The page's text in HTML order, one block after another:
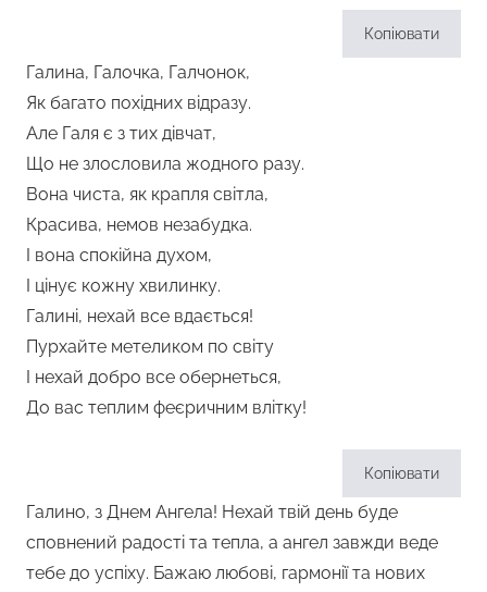
Копіювати
Галина, Галочка, Галчонок,
Як багато похідних відразу.
Але Галя є з тих дівчат,
Що не злословила жодного разу.
Вона чиста, як крапля світла,
Красива, немов незабудка.
І вона спокійна духом,
І цінує кожну хвилинку.
Галині, нехай все вдається!
Пурхайте метеликом по світу
І нехай добро все обернеться,
До вас теплим феєричним влітку!
Копіювати
Галино, з Днем Ангела! Нехай твій день буде
сповнений радості та тепла, а ангел завжди веде
тебе до успіху. Бажаю любові, гармонії та нових